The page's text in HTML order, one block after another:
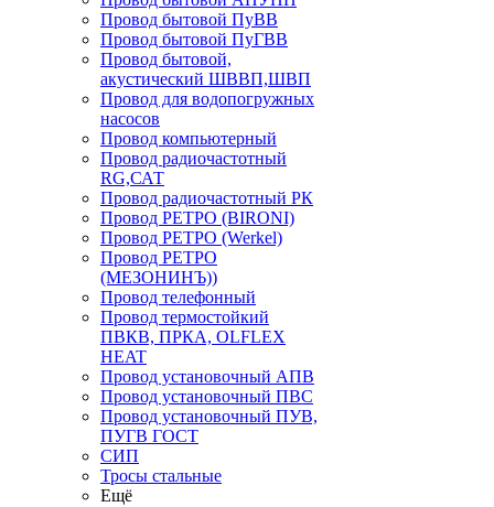
Провод бытовой ПуВВ
Провод бытовой ПуГВВ
Провод бытовой,
акустический ШВВП,ШВП
Провод для водопогружных
насосов
Провод компьютерный
Провод радиочастотный
RG,САТ
Провод радиочастотный РК
Провод РЕТРО (BIRONI)
Провод РЕТРО (Werkel)
Провод РЕТРО
(МЕЗОНИНЪ))
Провод телефонный
Провод термостойкий
ПВКВ, ПРКА, OLFLEX
HEAT
Провод установочный АПВ
Провод установочный ПВС
Провод установочный ПУВ,
ПУГВ ГОСТ
СИП
Тросы стальные
Ещё